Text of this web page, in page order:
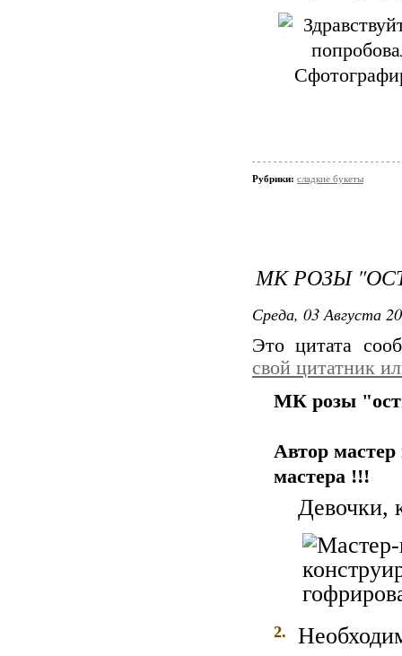
Рубрики: сладкие букеты
МК РОЗЫ
Среда, 03 Августа
Это цитата
свой цитатник
МК розы
Автор
мастера !!!
Девочки,
2.